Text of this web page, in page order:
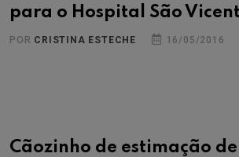
para o Hospital São
POR CRISTINA ESTECHE 16/05/2016
Cãozinho de estimação